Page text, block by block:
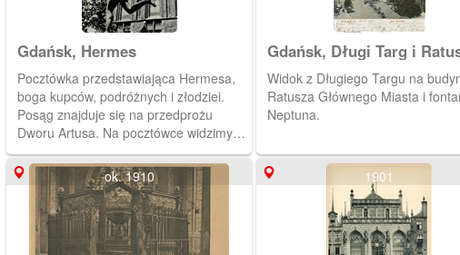
Gdańsk, Hermes
Pocztówka przedstawiająca Hermesa,
boga kupców, podróżnych i złodziei.
Posąg znajduje się na przedprożu
Dworu Artusa. Na pocztówce widzimy
ujęcie z Ratuszem Głównego Miasta w
tle. Pocztówka pochodzi z kalendarza
"Danzig im Bild" na rok 1960, zdjęcie
wykonano przed wojną.
Gdańsk, Długi Targ i
Głównego Miasta
Widok z Długiego Targu na
Ratusza Głównego Miasta i
Neptuna.
ok. 1910 1901